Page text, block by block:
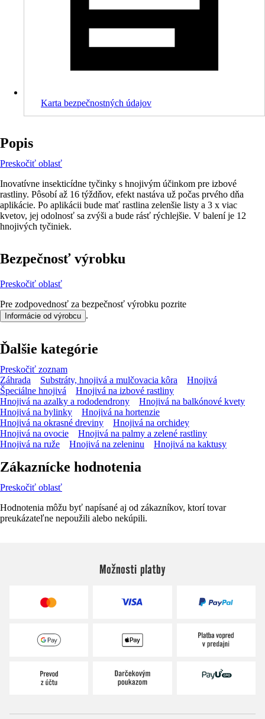
Karta bezpečnostných údajov
Popis
Preskočiť oblasť
Inovatívne insekticídne tyčinky s hnojivým účinkom pre izbové
rastliny. Pôsobí až 16 týždňov, efekt nastáva už počas prvého dňa
aplikácie. Po aplikácii bude mať rastlina zelenšie listy a 3 x viac
kvetov, jej odolnosť sa zvýši a bude rásť rýchlejšie. V balení je 12
hnojivých tyčiniek.
Bezpečnosť výrobku
Preskočiť oblasť
Pre zodpovednosť za bezpečnosť výrobku pozrite
Informácie od výrobcu .
Ďalšie kategórie
Preskočiť zoznam
Záhrada
Substráty, hnojivá a mulčovacia kôra
Hnojivá
Špeciálne hnojivá
Hnojivá na izbové rastliny
Hnojivá na azalky a rododendrony
Hnojivá na balkónové kvety
Hnojivá na bylinky
Hnojivá na hortenzie
Hnojivá na okrasné dreviny
Hnojivá na orchidey
Hnojivá na ovocie
Hnojivá na palmy a zelené rastliny
Hnojivá na ruže
Hnojivá na zeleninu Hnojivá na kaktusy
Zákaznícke hodnotenia
Preskočiť oblasť
Hodnotenia môžu byť napísané aj od zákazníkov, ktorí tovar
preukázateľne nepoužili alebo nekúpili.
Možnosti platby